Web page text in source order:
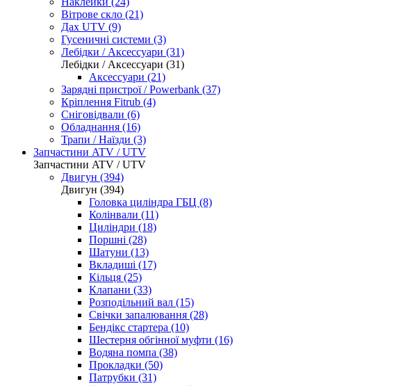
Вітрове скло (21)
Дах UTV (9)
Гусеничні системи (3)
Лебідки / Аксессуари (31)
Лебідки / Аксессуари (31)
Аксессуари (21)
Зарядні пристрої / Powerbank (37)
Кріплення Fitrub (4)
Сніговідвали (6)
Обладнання (16)
Трапи / Наїзди (3)
Запчастини ATV / UTV
Запчастини ATV / UTV
Двигун (394)
Двигун (394)
Головка циліндра ГБЦ (8)
Колінвали (11)
Циліндри (18)
Поршні (28)
Шатуни (13)
Вкладиші (17)
Кільця (25)
Клапани (33)
Розподільний вал (15)
Свічки запалювання (28)
Бендікс стартера (10)
Шестерня обгінної муфти (16)
Водяна помпа (38)
Прокладки (50)
Патрубки (31)